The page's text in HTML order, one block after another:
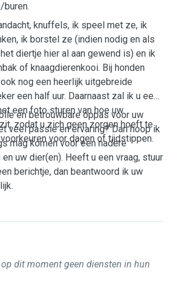
knuffels, ik speel met ze, ik
ik borstel ze (indien nodig en als
diertje hier al aan gewend is) en ik
of knaagdierenkooi. Bij honden
nog een heerlijk uitgebreide
een half uur. Daarnaast zal ik u een
een foto sturen van hoe uw
zodat u zich geen zorgen hoeft te
voor dagen of tijdstippen.
en betrouwbare oppas voor uw
veel passie en ervaring? Dan hoop ik
mag komen voor een nadere
uw dier(en). Heeft u een vraag, stuur
berichtje, dan beantwoord ik uw
dit moment geen diensten in hun